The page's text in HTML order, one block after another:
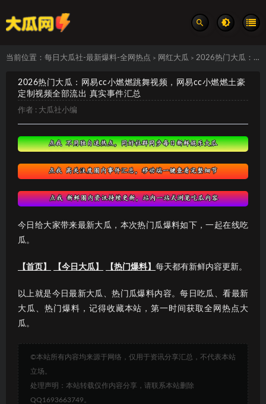
当前位置： 每日大瓜社-最新爆料-全网热点 > 网红大瓜 > 2026热门大瓜：网易cc小燃燃跳舞视频，网易cc小燃燃土豪定制视频全部流出 真实事件汇总
2026热门大瓜：网易cc小燃燃跳舞视频，网易cc小燃燃土豪
定制视频全部流出 真实事件汇总
作者 : 大瓜社小编
今日给大家带来最新大瓜，本次热门瓜爆料如下，一起在线吃
瓜。
【首页】 【今日大瓜】 【热门爆料】 每天都有新鲜内容更新。
以上就是今日最新大瓜、热门瓜爆料内容。每日吃瓜、看最新
大瓜、热门爆料，记得收藏本站，第一时间获取全网热点大
瓜。
©本站所有内容均来源于网络，仅用于资讯分享汇总，不代表本站
立场。
处理声明：本站转载仅作内容分享，请联系本站删除
QQ1693663749。